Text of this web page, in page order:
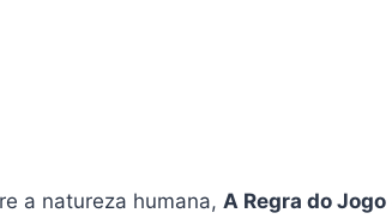
a natureza humana, A Regra do Jogo